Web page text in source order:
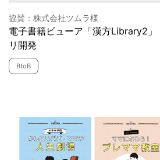
協賛：株式会社ツムラ様
電子書籍ビューア「漢方Library2
リ開発
BtoB